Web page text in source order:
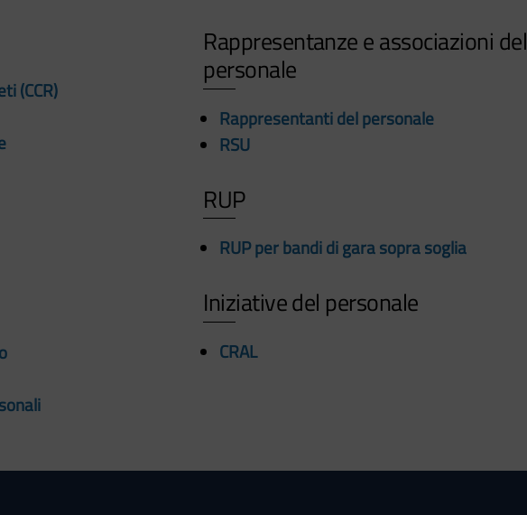
(CCR)
Rappresentanze e associazioni del
personale
Rappresentanti del personale
RSU
RUP
RUP per bandi di gara sopra soglia
Iniziative del personale
CRAL